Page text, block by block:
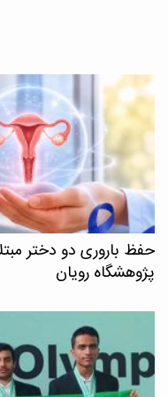
حفظ باروری دو دختر
پژوهشگاه رویان